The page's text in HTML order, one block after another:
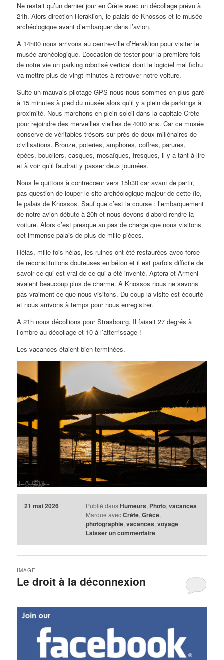
Ne restait qu’un dernier jour en Crète avec un décollage prévu à
21h. Alors direction Heraklion, le palais de Knossos et le musée
archéologique avant d’embarquer dans l’avion.
A 14h00 nous arrivons au centre-ville d’Heraklion pour visiter le
musée archéologique. L’occasion de tester pour la première fois
de notre vie un parking robotisé vertical dont le logiciel mal fichu
va mettre plus de vingt minutes à retrouver notre voiture.
Suite un mauvais pilotage GPS nous-nous sommes en plus garé
à 15 minutes à pied du musée alors qu’il y a plein de parkings à
proximité. Nous marchons en plein soleil dans la capitale Crète
pour rejoindre des merveilles vieilles de 4000 ans. Car ce musée
conserve de véritables trésors sur près de deux millénaires de
civilisations. Bronze, poteries, amphores, coffres, parures,
épées, boucliers, casques, mosaïques, fresques, il y a tant à lire
et à voir qu’il faudrait y passer deux journées.
Nous le quittons à contrecœur vers 15h30 car avant de partir,
pas question de louper le site archéologique majeur de cette île,
le palais de Knossos. Sauf que c’est la course : l’embarquement
de notre avion débute à 20h et nous devons d’abord rendre la
voiture. Alors c’est presque au pas de charge que nous visitons
cet immense palais de plus de mille pièces.
Hélas, mille fois hélas, les ruines ont été restaurées avec force
de reconstitutions douteuses en béton et il est parfois difficile de
savoir ce qui est vrai de ce qui a été inventé. Aptera et Armeni
avaient beaucoup plus de charme. A Knossos nous ne savons
pas vraiment ce que nous visitons. Du coup la visite est écourté
et nous arrivons à temps pour nous enregistrer.
A 21h nous décollions pour Strasbourg. Il faisait 27 degrés à
l’ombre au décollage et 10 à l’atterrissage !
Les vacances étaient bien terminées.
21 mai 2026 Publié dans Humeurs, Photo, vacances
Marqué avec Crète, Grèce,
photographie, vacances, voyage
Laisser un commentaire
Le droit à la déconnexion
IMAGE